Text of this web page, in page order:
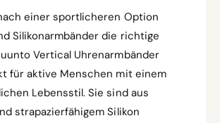
einer sportlicheren Option
Silikonarmbänder die richtige
Vertical Uhrenarmbänder
für aktive Menschen mit einem
Lebensstil. Sie sind aus
strapazierfähigem Silikon